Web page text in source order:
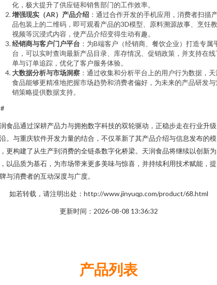
化，极大提升了供应链和销售部门的工作效率。
增强现实（AR）产品介绍 ：通过合作开发的手机应用，消费者扫描
品包装上的二维码，即可观看产品的3D模型、原料溯源故事、烹饪
视频等沉浸式内容，使产品介绍变得生动有趣。
经销商与客户门户平台 ：为B端客户（经销商、餐饮企业）打造专属
台，可以实时查询最新产品目录、库存情况、促销政策，并支持在线
单与订单追踪，优化了客户服务体验。
大数据分析与市场洞察 ：通过收集和分析平台上的用户行为数据，
食品能够更精准地把握市场趋势和消费者偏好，为未来的产品研发与
销策略提供数据支持。
食品通过深耕产品力与拥抱数字科技的双轮驱动，正稳步走在行业升
。与重庆软件开发力量的结合，不仅革新了其产品介绍与信息发布的模
更构建了从生产到消费的全链条数字化桥梁。天润食品将继续以创新
以品质为基石，为市场带来更多美味与惊喜，并持续利用技术赋能，
与消费者的互动深度与广度。
如若转载，请注明出处：http://www.jinyuqp.com/product/68.html
更新时间：2026-08-08 13:36:32
产品列表